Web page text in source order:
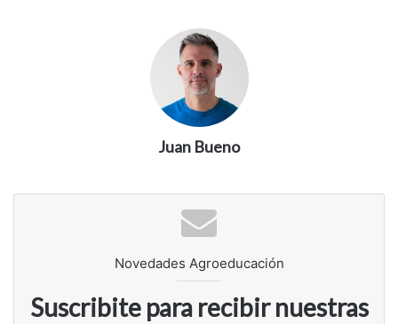
Juan Bueno
Novedades Agroeducación
Suscribite para recibir nuestras